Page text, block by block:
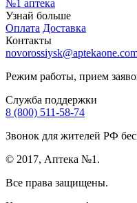
№1 аптека
Узнай больше
Оплата Доставка
Контакты
Режим работы, прием
Служба поддержки
8 (800) 511-58-74
Звонок для жителей РФ
© 2017, Аптека №1.
Все права защищены.